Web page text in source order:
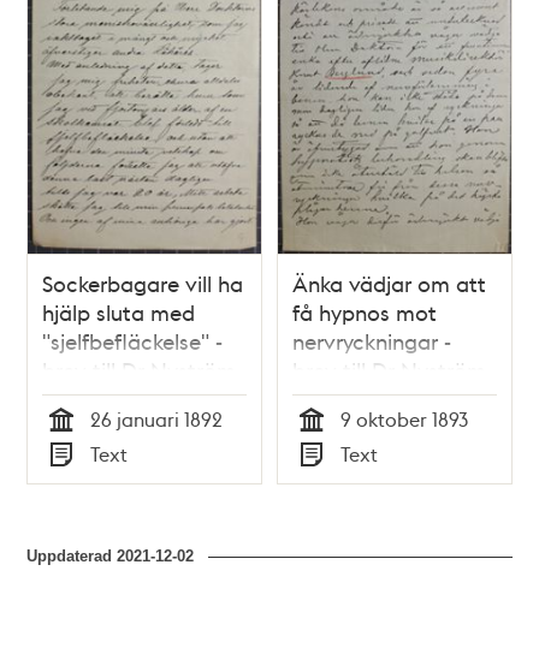
Sockerbagare vill ha
hjälp sluta med
"sjelfbefläckelse" -
brev till Dr Nyström
1892
Tid
26 januari 1892
Typ
Text
Änka vädjar om att
få hypnos mot
nervryckningar -
brev till Dr Nyström
1893
Tid
9 oktober 1893
Typ
Text
Uppdaterad2021-12-02